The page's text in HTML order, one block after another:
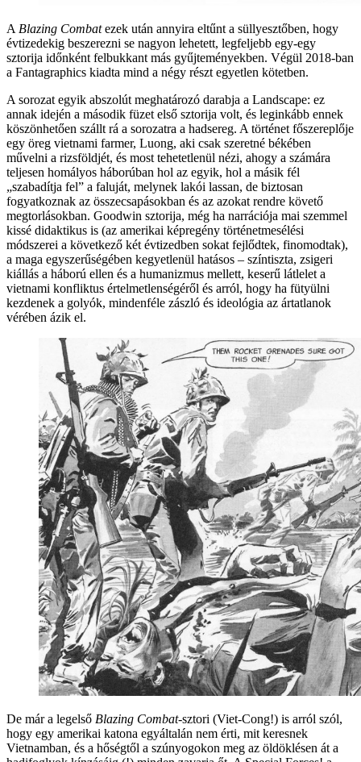
ABlazing Combatezek után annyira eltűnt a süllyesztőben, hogy
évtizedekig beszerezni se nagyon lehetett, legfeljebb egy-egy
sztorija időnként felbukkant más gyűjteményekben. Végül 2018-ban
a Fantagraphics kiadta mind a négy részt egyetlen kötetben.
A sorozat egyik abszolút meghatározó darabja a Landscape: ez
annak idején a második füzet első sztorija volt, és leginkább ennek
köszönhetően szállt rá a sorozatra a hadsereg. A történet főszereplője
egy öreg vietnami farmer, Luong, aki csak szeretné békében
művelni a rizsföldjét, és most tehetetlenül nézi, ahogy a számára
teljesen homályos háborúban hol az egyik, hol a másik fél
„szabadítja fel” a faluját, melynek lakói lassan, de biztosan
fogyatkoznak az összecsapásokban és az azokat rendre követő
megtorlásokban. Goodwin sztorija, még ha narrációja mai szemmel
kissé didaktikus is (az amerikai képregény történetmesélési
módszerei a következő két évtizedben sokat fejlődtek, finomodtak),
a maga egyszerűségében kegyetlenül hatásos – színtiszta, zsigeri
kiállás a háború ellen és a humanizmus mellett, keserű látlelet a
vietnami konfliktus értelmetlenségéről és arról, hogy ha fütyülni
kezdenek a golyók, mindenféle zászló és ideológia az ártatlanok
vérében ázik el.
De már a legelső Blazing Combat-sztori (Viet-Cong!) is arról szól,
hogy egy amerikai katona egyáltalán nem érti, mit keresnek
Vietnamban, és a hőségtől a szúnyogokon meg az öldöklésen át a